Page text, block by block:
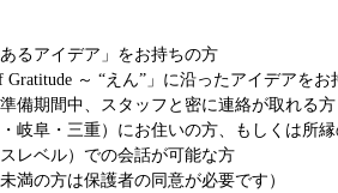
あるアイデア」をお持ちの方
Gratitude ～ “えん”」に沿ったアイデアをお
備期間中、スタッフと密に連絡が取れる方
岐阜・三重）にお住いの方、もしくは所
レベル）での会話が可能な方
満の方は保護者の同意が必要です）